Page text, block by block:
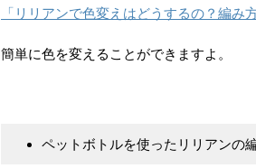
「リリアンで色変えはどうするの？編み
簡単に色を変えることができますよ。
ペットボトルを使ったリリアンの